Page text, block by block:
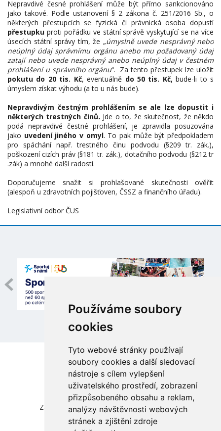
Používáme soubory
cookies
Tyto webové stránky používají
soubory cookies a další sledovací
nástroje s cílem vylepšení
uživatelského prostředí, zobrazení
přizpůsobeného obsahu a reklam,
analýzy návštěvnosti webových
stránek a zjištění zdroje
Nepravdivé česné prohlášení může být přímo sankcionováno
jako takové. Podle ustanovení § 2 zákona č. 251/2016 Sb., o
některých přestupcích se fyzická či právnická osoba dopustí
přestupku proti pořádku ve státní správě vyskytující se na více
úsecích státní správy tím, že „úmyslně uvede nesprávný nebo
neúplný údaj správnímu orgánu anebo mu požadovaný údaj
zatají nebo uvede nesprávný anebo neúplný údaj v čestném
prohlášení u správního orgánu“. Za tento přestupek lze uložit
pokutu do 20 tis. Kč, eventuálně do 50 tis. Kč, bude-li to s
úmyslem získat výhodu (a to u nás bude).
Nepravdivým čestným prohlášením se ale lze dopustit i
některých trestných činů.Jde o to, že skutečnost, že někdo
podá nepravdivé čestné prohlášení, je zpravidla posuzována
jako uvedení jiného v omyl. To pak může být předpokladem
pro spáchání např. trestného činu podvodu (§209 tr. zák.),
poškození cizích práv (§181 tr. zák.), dotačního podvodu (§212 tr
.zák) a mnohé další radosti.
Doporučujeme snažit si prohlašované skutečnosti ověřit
(alespoň u zdravotních pojišťoven, ČSSZ a finančního úřadu).
Legislativní odbor ČUS
Česká unie sportu, z.s.
Zátopkova 100/2, Praha 6 - Břevnov, 169 00
IČ 00469548, DIČ CZ00469548
zapsána ve spolkovém rejstříku vedeném